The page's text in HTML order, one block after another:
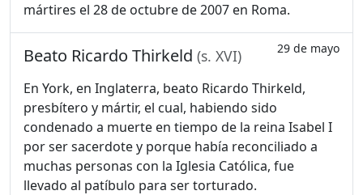
mártires el 28 de octubre de 2007 en Roma.
Beato Ricardo Thirkeld (s. XVI) 29 de mayo
En York, en Inglaterra, beato Ricardo Thirkeld,
presbítero y mártir, el cual, habiendo sido
condenado a muerte en tiempo de la reina Isabel I
por ser sacerdote y porque había reconciliado a
muchas personas con la Iglesia Católica, fue
llevado al patíbulo para ser torturado.